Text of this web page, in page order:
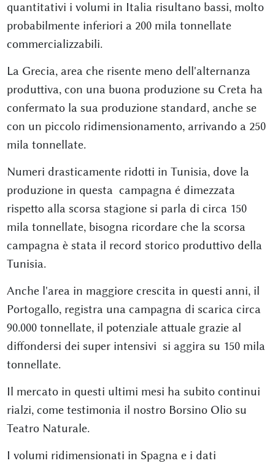
quantitativi i volumi in Italia risultano bassi, molto
probabilmente inferiori a 200 mila tonnellate
commercializzabili.
La Grecia, area che risente meno dell'alternanza
produttiva, con una buona produzione su Creta ha
confermato la sua produzione standard, anche se
con un piccolo ridimensionamento, arrivando a 250
mila tonnellate.
Numeri drasticamente ridotti in Tunisia, dove la
produzione in questa campagna é dimezzata
rispetto alla scorsa stagione si parla di circa 150
mila tonnellate, bisogna ricordare che la scorsa
campagna è stata il record storico produttivo della
Tunisia.
Anche l'area in maggiore crescita in questi anni, il
Portogallo, registra una campagna di scarica circa
90.000 tonnellate, il potenziale attuale grazie al
diffondersi dei super intensivi si aggira su 150 mila
tonnellate.
Il mercato in questi ultimi mesi ha subito continui
rialzi, come testimonia il nostro Borsino Olio su
Teatro Naturale.
I volumi ridimensionati in Spagna e i dati